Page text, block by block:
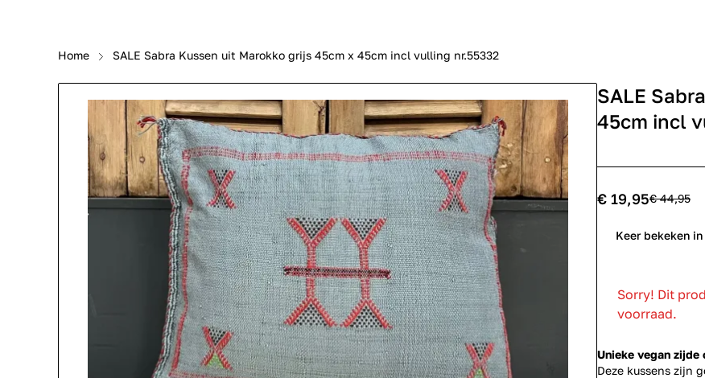
Outdoor Teppiche
Perser Teppich Replica Teppiche
Pip Studio Teppiche
Beni Ourain Teppiche
Beni Mguild Teppiche
Home SALE Sabra Kussen uit Marokko grijs 45cm x 45cm incl vulling nr.55332
SALE
45cm incl
€ 19,95€ 44,95
Keer bekeken
Sorry! Dit
voorraad.
Unieke vegan zijde
Deze kussens zijn